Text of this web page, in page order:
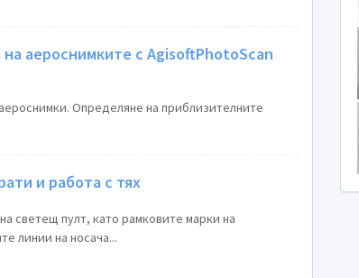
аероснимките с AgisoftPhotoScan
Определяне на приблизителните
и работа с тях
светещ пулт, като рамковите марки на
линии на носача...